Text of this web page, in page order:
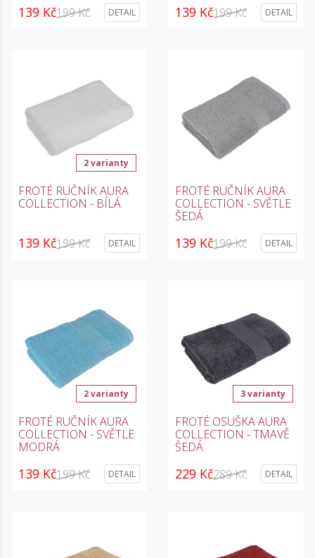
139 Kč199 Kč DETAIL 139 Kč199 Kč DETAIL
2 varianty
FROTÉ RUČNÍK AURA
COLLECTION - BÍLÁ
139 Kč199 Kč DETAIL
FROTÉ RUČNÍK AURA
COLLECTION - SVĚTLE
ŠEDÁ
139 Kč199 Kč DETAIL
2 varianty
FROTÉ RUČNÍK AURA
COLLECTION - SVĚTLE
MODRÁ
139 Kč199 Kč DETAIL
3 varianty
FROTÉ OSUŠKA AURA
COLLECTION - TMAVĚ
ŠEDÁ
229 Kč289 Kč DETAIL